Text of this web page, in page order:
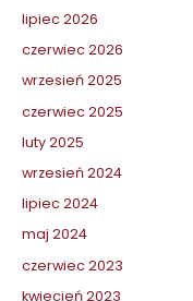
lipiec 2026
czerwiec 2026
wrzesień 2025
czerwiec 2025
luty 2025
wrzesień 2024
lipiec 2024
maj 2024
czerwiec 2023
kwiecień 2023